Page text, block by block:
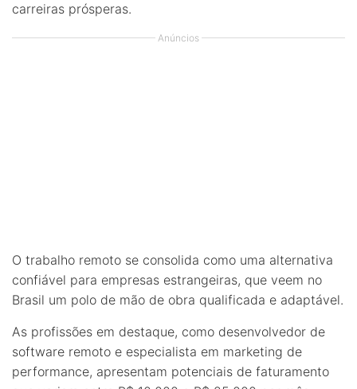
carreiras prósperas.
Anúncios
O trabalho remoto se consolida como uma alternativa
confiável para empresas estrangeiras, que veem no
Brasil um polo de mão de obra qualificada e adaptável.
As profissões em destaque, como desenvolvedor de
software remoto e especialista em marketing de
performance, apresentam potenciais de faturamento